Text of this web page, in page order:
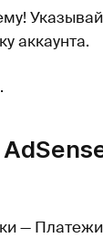
аккаунта.
—